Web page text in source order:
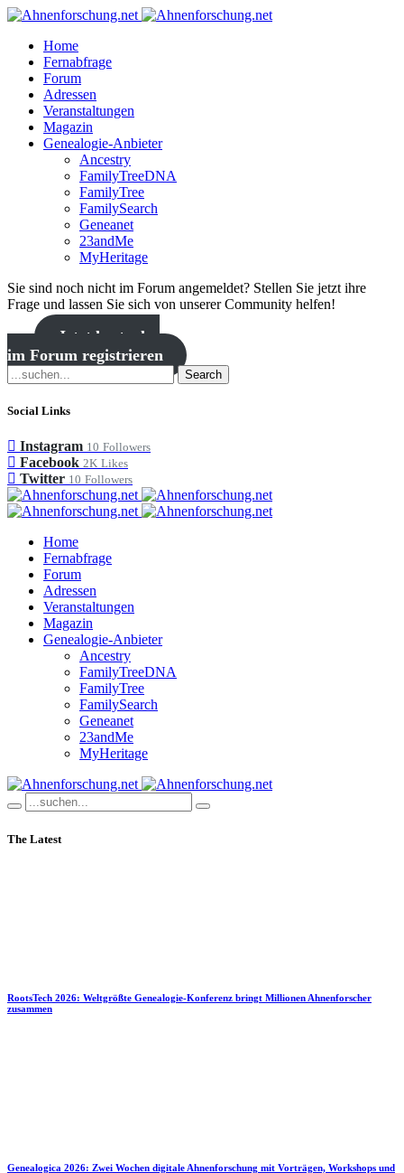
Home
Fernabfrage
Forum
Adressen
Veranstaltungen
Magazin
Genealogie-Anbieter
Ancestry
FamilyTreeDNA
FamilyTree
FamilySearch
Geneanet
23andMe
MyHeritage
Sie sind noch nicht im Forum angemeldet? Stellen Sie jetzt ihre
Frage und lassen Sie sich von unserer Community helfen!
Jetzt kostenlos
im Forum registrieren
Search
Social Links
Instagram 10 Followers
Facebook 2K Likes
Twitter 10 Followers
Home
Fernabfrage
Forum
Adressen
Veranstaltungen
Magazin
Genealogie-Anbieter
Ancestry
FamilyTreeDNA
FamilyTree
FamilySearch
Geneanet
23andMe
MyHeritage
The Latest
RootsTech 2026: Weltgrößte Genealogie-Konferenz bringt Millionen Ahnenforscher
zusammen
Genealogica 2026: Zwei Wochen digitale Ahnenforschung mit Vorträgen, Workshops und